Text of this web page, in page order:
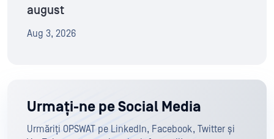
august
Aug 3, 2026
Urmați-ne pe Social Media
Urmăriți OPSWAT pe LinkedIn, Facebook, Twitter și